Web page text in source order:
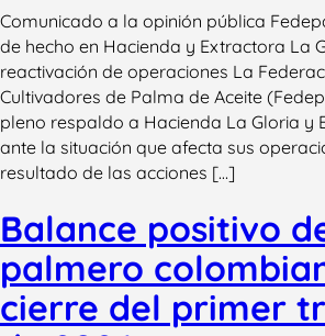
Comunicado a la opinión pública
de hecho en Hacienda y Extractora La
reactivación de operaciones La
Cultivadores de Palma de Aceite
pleno respaldo a Hacienda La Gloria y
ante la situación que afecta sus
resultado de las acciones […]
Balance positivo
palmero
cierre del primer